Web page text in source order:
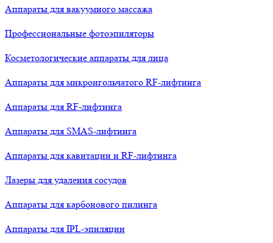
Аппараты для вакуумного массажа
Профессиональные фотоэпиляторы
Косметологические аппараты для лица
Аппараты для микроигольчатого RF-лифтинга
Аппараты для RF-лифтинга
Аппараты для SMAS-лифтинга
Аппараты для кавитации и RF-лифтинга
Лазеры для удаления сосудов
Аппараты для карбонового пилинга
Аппараты для IPL-эпиляции